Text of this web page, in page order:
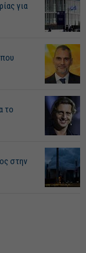
για
το
στην